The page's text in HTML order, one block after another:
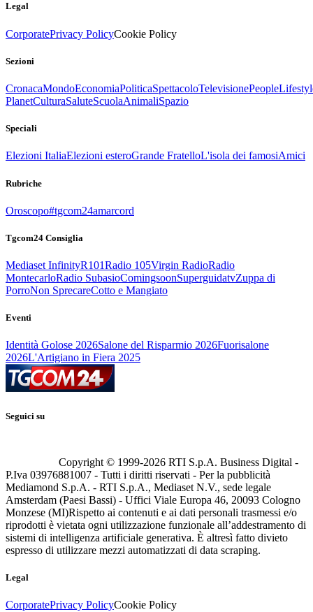
Legal
CorporatePrivacy PolicyCookie Policy
Sezioni
CronacaMondoEconomiaPoliticaSpettacoloTelevisionePeople
PlanetCulturaSaluteScuolaAnimaliSpazio
Speciali
Elezioni ItaliaElezioni esteroGrande FratelloL'isola dei famosiAmici
Rubriche
Oroscopo#tgcom24amarcord
Tgcom24 Consiglia
Mediaset InfinityR101Radio 105Virgin RadioRadio
MontecarloRadio SubasioComingsoonSuperguidatvZuppa di
PorroNon SprecareCotto e Mangiato
Eventi
Identità Golose 2026Salone del Risparmio 2026Fuorisalone
2026L'Artigiano in Fiera 2025
Seguici su
Copyright © 1999-2026 RTI S.p.A. Business Digital -
P.Iva 03976881007 - Tutti i diritti riservati - Per la pubblicità
Mediamond S.p.A. - RTI S.p.A., Mediaset N.V., sede legale
Amsterdam (Paesi Bassi) - Uffici Viale Europa 46, 20093 Cologno
Monzese (MI)Rispetto ai contenuti e ai dati personali trasmessi e/o
riprodotti è vietata ogni utilizzazione funzionale all’addestramento di
sistemi di intelligenza artificiale generativa. È altresì fatto divieto
espresso di utilizzare mezzi automatizzati di data scraping.
Legal
CorporatePrivacy PolicyCookie Policy